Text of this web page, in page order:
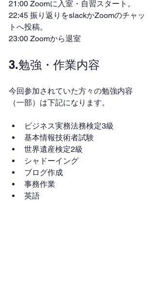
21:00 Zoomに入室・自習スタート。
22:45 振り返りをslackかZoomのチャッ
トへ投稿。
23:00 Zoomから退室
3.勉強・作業内容
今回参加されていた方々の勉強内容
（一部）は下記になります。
ビジネス実務法務検定3級
基本情報技術者試験
世界遺産検定2級
シャドーイング
ブログ作成
事務作業
英語